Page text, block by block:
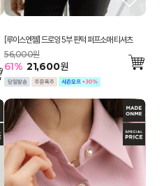
[루이스엔젤] 드로잉 5부 핀턱 퍼프소매 티셔츠
56,000원
61% 21,600원